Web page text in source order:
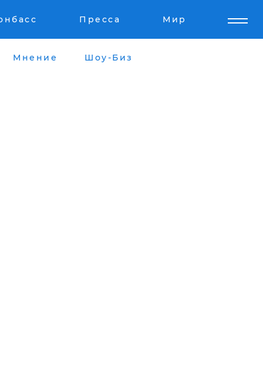
Пресса Мир
Мнение Шоу-Биз